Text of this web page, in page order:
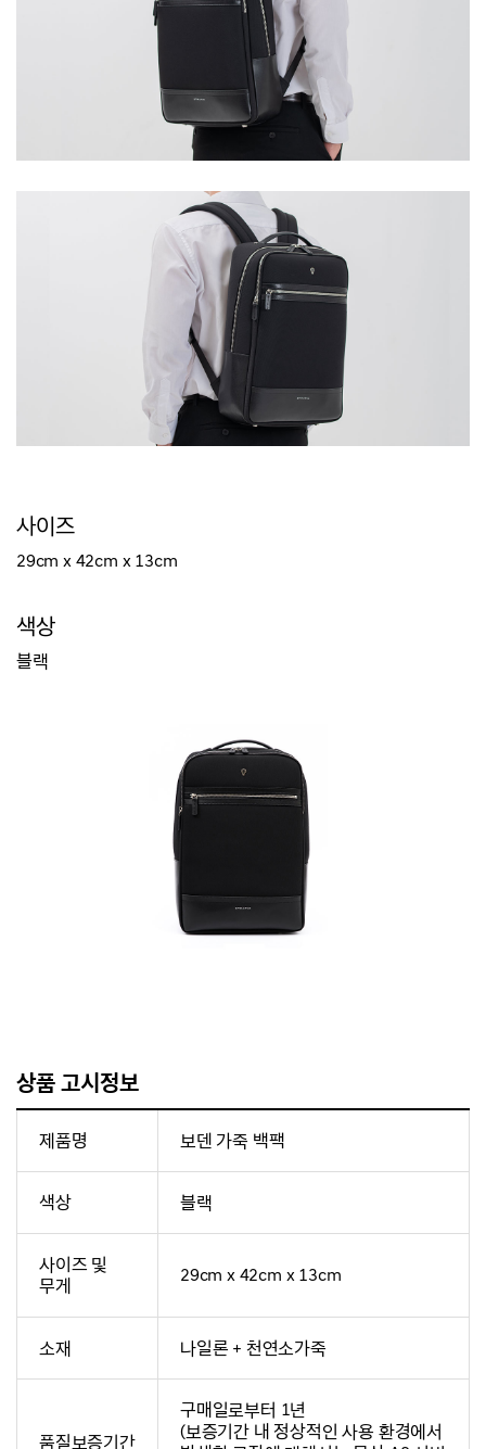
사이즈
29cm x 42cm x 13cm
색상
블랙
상품 고시정보
제품명 보덴 가죽 백팩
색상 블랙
사이즈 및
무게
29cm x 42cm x 13cm
소재 나일론 + 천연소가죽
품질보증기간
구매일로부터 1년
(보증기간 내 정상적인 사용 환경에서